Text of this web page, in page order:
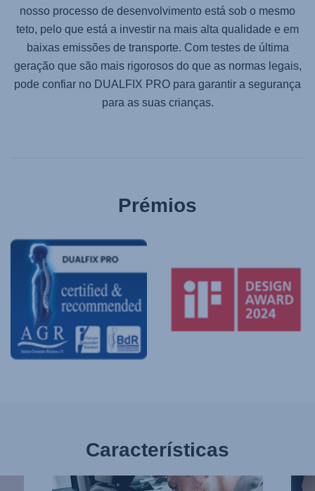
nosso processo de desenvolvimento está sob o mesmo
teto, pelo que está a investir na mais alta qualidade e em
baixas emissões de transporte. Com testes de última
geração que são mais rigorosos do que as normas legais,
pode confiar no DUALFIX PRO para garantir a segurança
para as suas crianças.
Prémios
Características
APERTE